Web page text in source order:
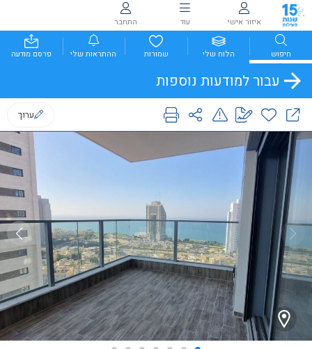
איזור אישי עוד התחבר
חיפוש הלוח שלי שמורות ההתראות שלי פרסם מודעה
עבור למודעות נוספות
ערוך